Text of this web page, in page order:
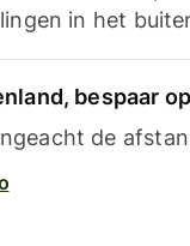
in het
bespaar
de